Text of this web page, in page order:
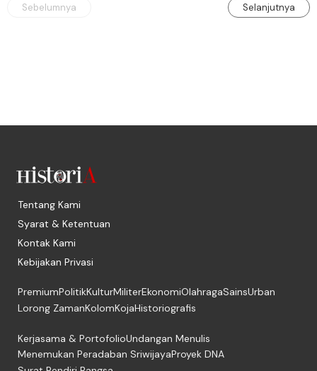
Sebelumnya Selanjutnya
Tentang Kami
Syarat & Ketentuan
Kontak Kami
Kebijakan Privasi
PremiumPolitikKulturMiliterEkonomiOlahragaSainsUrban
Lorong ZamanKolomKojaHistoriografis
Kerjasama & PortofolioUndangan Menulis
Menemukan Peradaban SriwijayaProyek DNA